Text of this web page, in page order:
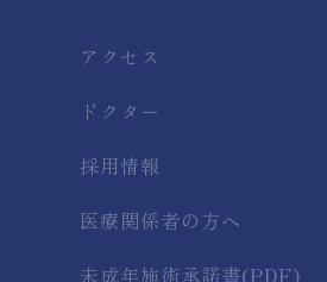
アクセス
ドクター
採用情報
医療関係者の方へ
未成年施術承諾書(PDF)